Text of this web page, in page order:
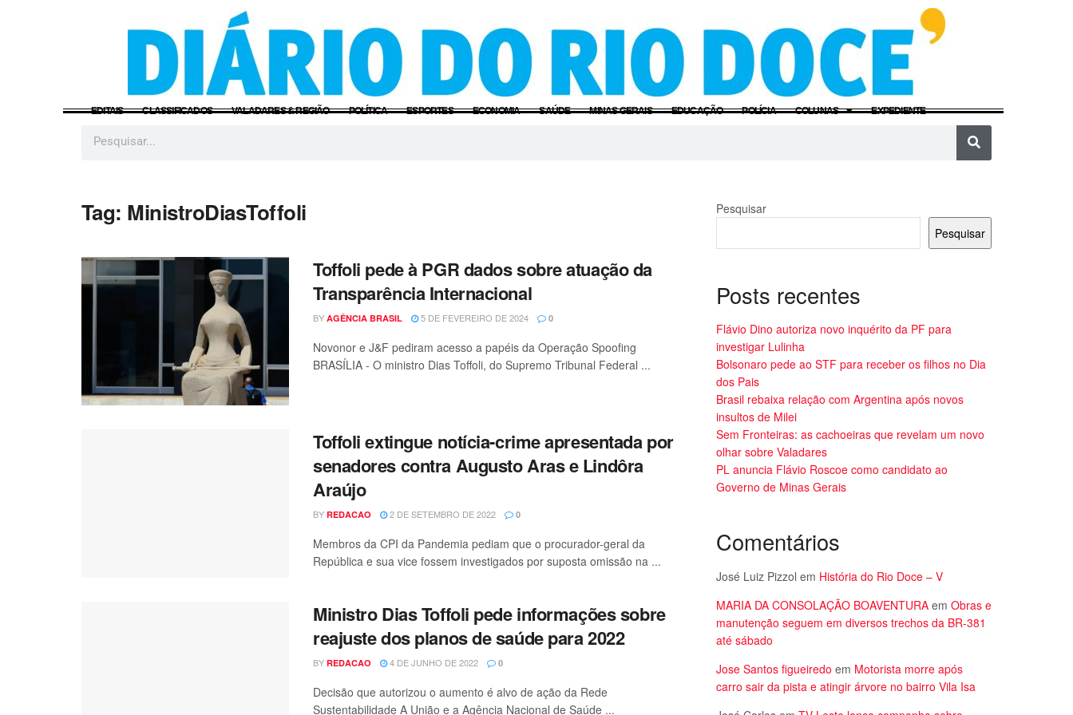
EDITAIS CLASSIFICADOS VALADARES & REGIÃO POLÍTICA ESPORTES ECONOMIA SAÚDE MINAS GERAIS EDUCAÇÃO POLÍCIA COLUNAS EXPEDIENTE
Tag: MinistroDiasToffoli
Toffoli pede à PGR dados sobre atuação da
Transparência Internacional
BY AGÊNCIA BRASIL 5 DE FEVEREIRO DE 2024 0
Novonor e J&F pediram acesso a papéis da Operação Spoofing
BRASÍLIA - O ministro Dias Toffoli, do Supremo Tribunal Federal ...
Toffoli extingue notícia-crime apresentada por
senadores contra Augusto Aras e Lindôra
Araújo
BY REDACAO 2 DE SETEMBRO DE 2022 0
Membros da CPI da Pandemia pediam que o procurador-geral da
República e sua vice fossem investigados por suposta omissão na ...
Ministro Dias Toffoli pede informações sobre
reajuste dos planos de saúde para 2022
BY REDACAO 4 DE JUNHO DE 2022 0
Decisão que autorizou o aumento é alvo de ação da Rede
Sustentabilidade A União e a Agência Nacional de Saúde ...
Pesquisar
Pesquisar
Posts recentes
Flávio Dino autoriza novo inquérito da PF para
investigar Lulinha
Bolsonaro pede ao STF para receber os filhos no Dia
dos Pais
Brasil rebaixa relação com Argentina após novos
insultos de Milei
Sem Fronteiras: as cachoeiras que revelam um novo
olhar sobre Valadares
PL anuncia Flávio Roscoe como candidato ao
Governo de Minas Gerais
Comentários
José Luiz Pizzol em História do Rio Doce – V
MARIA DA CONSOLAÇÃO BOAVENTURA em Obras e
manutenção seguem em diversos trechos da BR-381
até sábado
Jose Santos figueiredo em Motorista morre após
carro sair da pista e atingir árvore no bairro Vila Isa